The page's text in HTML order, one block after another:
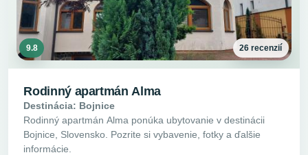
9.8 26 recenzií
Rodinný apartmán Alma
Destinácia: Bojnice
Rodinný apartmán Alma ponúka ubytovanie v destinácii
Bojnice, Slovensko. Pozrite si vybavenie, fotky a ďalšie
informácie.